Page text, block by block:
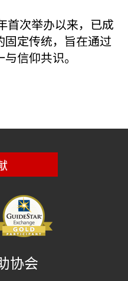
首次举办以来，已成
固定传统，旨在通过
信仰共识。
协会